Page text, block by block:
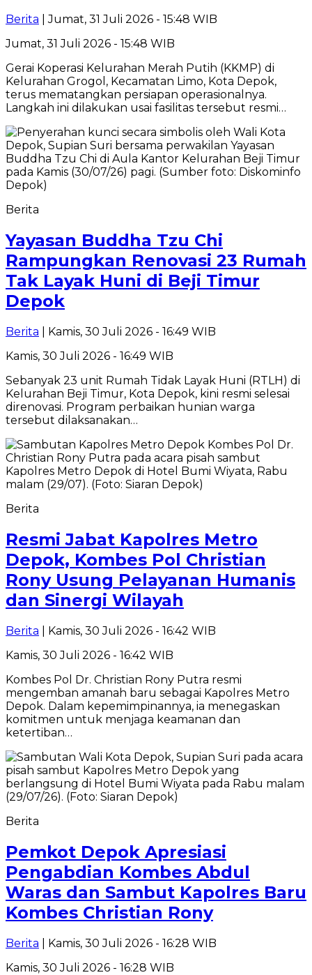
Berita | Jumat, 31 Juli 2026 - 15:48 WIB
Jumat, 31 Juli 2026 - 15:48 WIB
Gerai Koperasi Kelurahan Merah Putih (KKMP) di
Kelurahan Grogol, Kecamatan Limo, Kota Depok,
terus mematangkan persiapan operasionalnya.
Langkah ini dilakukan usai fasilitas tersebut resmi…
Berita
Yayasan Buddha Tzu Chi
Rampungkan Renovasi 23 Rumah
Tak Layak Huni di Beji Timur
Depok
Berita | Kamis, 30 Juli 2026 - 16:49 WIB
Kamis, 30 Juli 2026 - 16:49 WIB
Sebanyak 23 unit Rumah Tidak Layak Huni (RTLH) di
Kelurahan Beji Timur, Kota Depok, kini resmi selesai
direnovasi. Program perbaikan hunian warga
tersebut dilaksanakan…
Berita
Resmi Jabat Kapolres Metro
Depok, Kombes Pol Christian
Rony Usung Pelayanan Humanis
dan Sinergi Wilayah
Berita | Kamis, 30 Juli 2026 - 16:42 WIB
Kamis, 30 Juli 2026 - 16:42 WIB
Kombes Pol Dr. Christian Rony Putra resmi
mengemban amanah baru sebagai Kapolres Metro
Depok. Dalam kepemimpinannya, ia menegaskan
komitmen untuk menjaga keamanan dan
ketertiban…
Berita
Pemkot Depok Apresiasi
Pengabdian Kombes Abdul
Waras dan Sambut Kapolres Baru
Kombes Christian Rony
Berita | Kamis, 30 Juli 2026 - 16:28 WIB
Kamis, 30 Juli 2026 - 16:28 WIB